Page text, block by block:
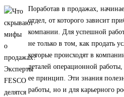
Поработав в продажах,
отдел, от которого зависит
компании. Для успешной
не только в том, как продать
которые происходят в
деталей операционной
ее принцип. Эти знания
работы, но и для карьерного